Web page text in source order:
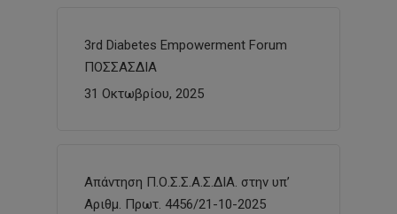
3rd Diabetes Empowerment Forum
ΠΟΣΣΑΣΔΙΑ
31 Οκτωβρίου, 2025
Απάντηση Π.Ο.Σ.Σ.Α.Σ.ΔΙΑ. στην υπ’
Αριθμ. Πρωτ. 4456/21-10-2025